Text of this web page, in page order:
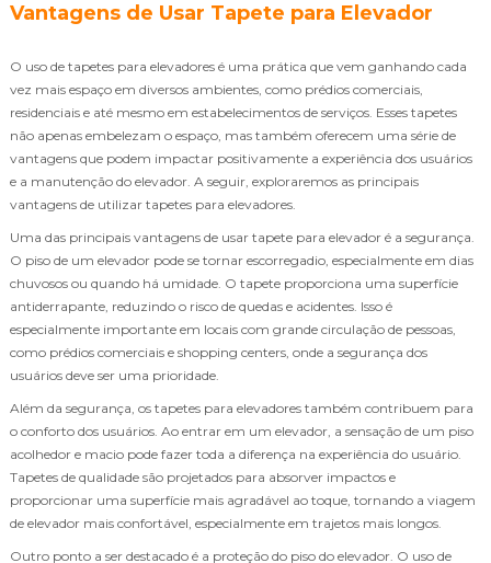
Vantagens de Usar Tapete para Elevador
O uso de tapetes para elevadores é uma prática que vem ganhando cada
vez mais espaço em diversos ambientes, como prédios comerciais,
residenciais e até mesmo em estabelecimentos de serviços. Esses tapetes
não apenas embelezam o espaço, mas também oferecem uma série de
vantagens que podem impactar positivamente a experiência dos usuários
e a manutenção do elevador. A seguir, exploraremos as principais
vantagens de utilizar tapetes para elevadores.
Uma das principais vantagens de usar tapete para elevador é a segurança.
O piso de um elevador pode se tornar escorregadio, especialmente em dias
chuvosos ou quando há umidade. O tapete proporciona uma superfície
antiderrapante, reduzindo o risco de quedas e acidentes. Isso é
especialmente importante em locais com grande circulação de pessoas,
como prédios comerciais e shopping centers, onde a segurança dos
usuários deve ser uma prioridade.
Além da segurança, os tapetes para elevadores também contribuem para
o conforto dos usuários. Ao entrar em um elevador, a sensação de um piso
acolhedor e macio pode fazer toda a diferença na experiência do usuário.
Tapetes de qualidade são projetados para absorver impactos e
proporcionar uma superfície mais agradável ao toque, tornando a viagem
de elevador mais confortável, especialmente em trajetos mais longos.
Outro ponto a ser destacado é a proteção do piso do elevador. O uso de